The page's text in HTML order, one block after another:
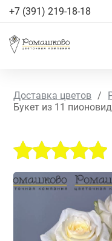
+7 (391) 219-18-18
Доставка цветов /
Букет из 11